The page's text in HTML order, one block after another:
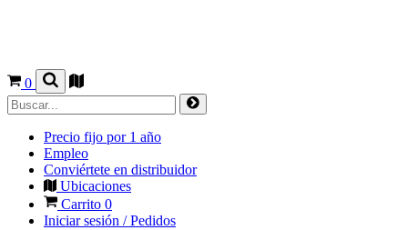
0
Precio fijo por 1 año
Empleo
Conviértete en distribuidor
Ubicaciones
Carrito 0
Iniciar sesión / Pedidos